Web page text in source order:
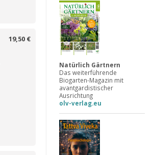
19,50 €
Natürlich Gärtnern
Das weiterführende
Biogarten-Magazin mit
avantgardistischer
Ausrichtung
olv-verlag.eu